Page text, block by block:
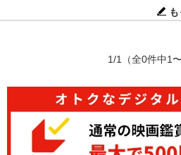
1/1 （全0件中1